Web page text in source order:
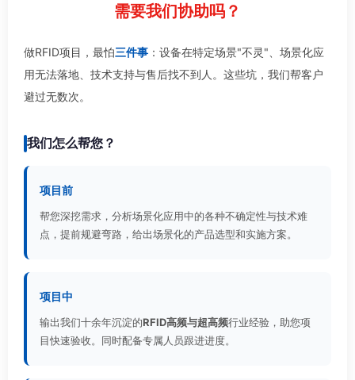
需要我们协助吗？
做RFID项目，最怕三件事 ：设备在特定场景"不灵"、场景化应
用无法落地、技术支持与售后找不到人。这些坑，我们帮客户
避过无数次。
我们怎么帮您？
项目前
帮您深挖需求，分析场景化应用中的各种不确定性与技术难
点，提前规避弯路，给出场景化的产品选型和实施方案。
项目中
输出我们十余年沉淀的RFID高频与超高频行业经验，助您项
目快速验收。同时配备专属人员跟进进度。